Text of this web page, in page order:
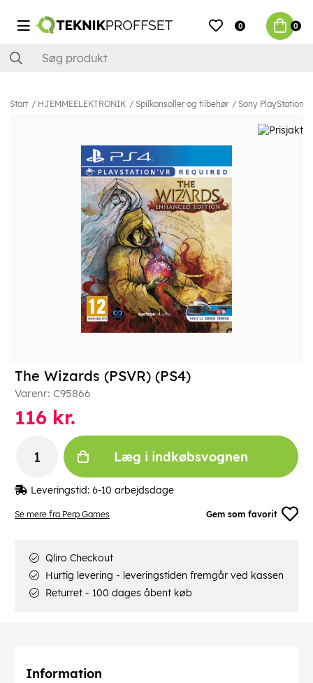
0 0
Start HJEMMEELEKTRONIK Spilkonsoller og tilbehør Sony PlayStation 4
Se mere fra Perp Games Gem som favorit
The Wizards (PSVR) (PS4)
Varenr: C95866
116 kr.
Læg i indkøbsvognen
Leveringstid: 6-10 arbejdsdage
Qliro Checkout
Hurtig levering - leveringstiden fremgår ved kassen
Returret - 100 dages åbent køb
Information